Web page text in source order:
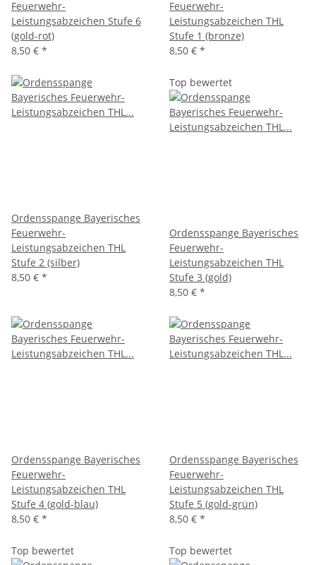
Feuerwehr-
Leistungsabzeichen Stufe 6
(gold-rot)
8,50 € *
Feuerwehr-
Leistungsabzeichen THL
Stufe 1 (bronze)
8,50 € *
Ordensspange Bayerisches
Feuerwehr-
Leistungsabzeichen THL
Stufe 2 (silber)
8,50 € *
Top bewertet
Ordensspange Bayerisches
Feuerwehr-
Leistungsabzeichen THL
Stufe 3 (gold)
8,50 € *
Ordensspange Bayerisches
Feuerwehr-
Leistungsabzeichen THL
Stufe 4 (gold-blau)
8,50 € *
Ordensspange Bayerisches
Feuerwehr-
Leistungsabzeichen THL
Stufe 5 (gold-grün)
8,50 € *
Top bewertet Top bewertet